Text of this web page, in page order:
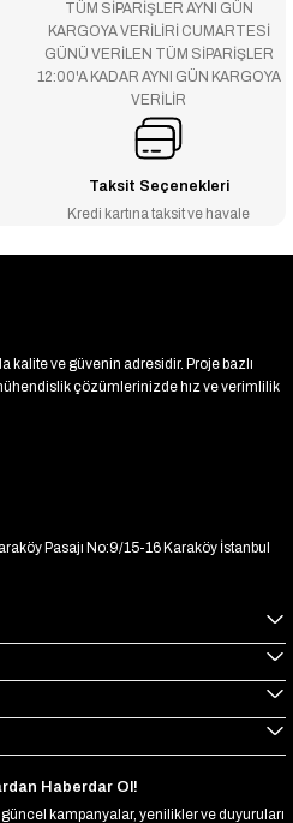
TÜM SİPARİŞLER AYNI GÜN
KARGOYA VERİLİRİ CUMARTESİ
GÜNÜ VERİLEN TÜM SİPARİŞLER
12:00'A KADAR AYNI GÜN KARGOYA
VERİLİR
Taksit Seçenekleri
Kredi kartına taksit ve havale
kalite ve güvenin adresidir. Proje bazlı
çözümlerinizde hız ve verimlilik
Pasajı No:9/15-16 Karaköy İstanbul
Haberdar Ol!
kampanyalar, yenilikler ve duyuruları